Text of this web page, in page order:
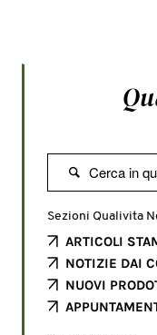

Sezioni Qualivita
ARTICOLI
NOTIZIE DAI
NUOVI